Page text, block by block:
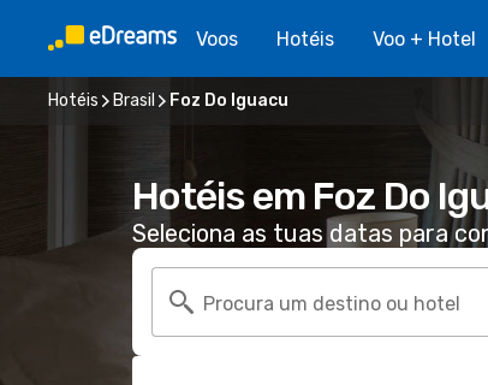
Voos Hotéis Voo + Hotel
Hotéis Brasil Foz Do Iguacu
Hotéis em Foz Do
Seleciona as tuas datas para
Procura um destino ou hotel